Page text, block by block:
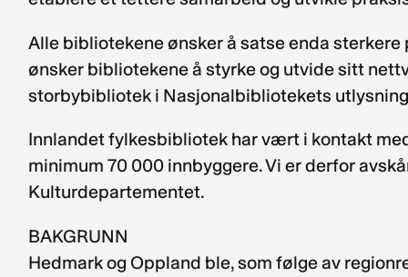
Alle bibliotekene ønsker å satse enda
ønsker bibliotekene å styrke og utvide sitt
storbybibliotek i Nasjonalbibliotekets
Innlandet fylkesbibliotek har vært i kontakt
minimum 70 000 innbyggere. Vi er derfor
Kulturdepartementet.
BAKGRUNN
Hedmark og Oppland ble, som følge av